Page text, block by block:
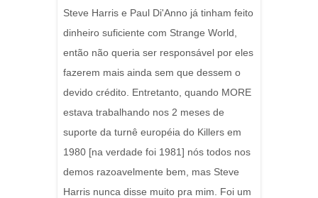
Steve Harris e Paul Di'Anno já tinham feito
dinheiro suficiente com Strange World,
então não queria ser responsável por eles
fazerem mais ainda sem que dessem o
devido crédito. Entretanto, quando MORE
estava trabalhando nos 2 meses de
suporte da turnê européia do Killers em
1980 [na verdade foi 1981] nós todos nos
demos razoavelmente bem, mas Steve
Harris nunca disse muito pra mim. Foi um